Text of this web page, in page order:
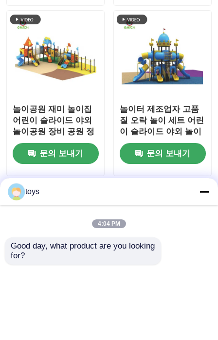
놀이공원 재미 놀이집
어린이 슬라이드 야외
놀이공원 장비 공원 정
원학교에 적합
문의 보내기
놀이터 제조업자 고품
질 오락 놀이 세트 어린
이 슬라이드 야외 놀이
장비 재미 놀이 장난감
문의 보내기
toys
4:04 PM
Good day, what product are you looking
for?